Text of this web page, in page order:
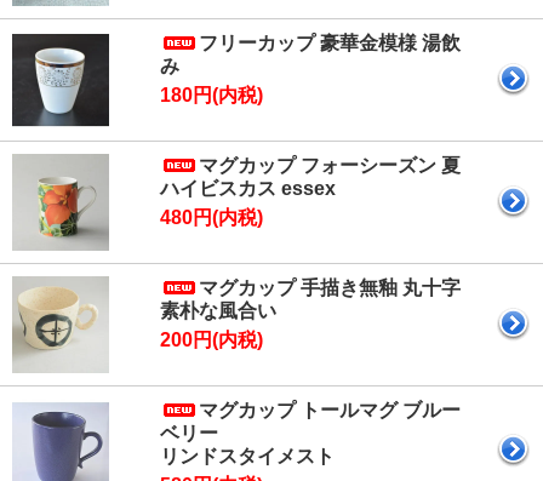
フリーカップ 豪華金模様 湯飲
み
180円(内税)
マグカップ フォーシーズン 夏
ハイビスカス essex
480円(内税)
マグカップ 手描き無釉 丸十字
素朴な風合い
200円(内税)
マグカップ トールマグ ブルー
ベリー
リンドスタイメスト